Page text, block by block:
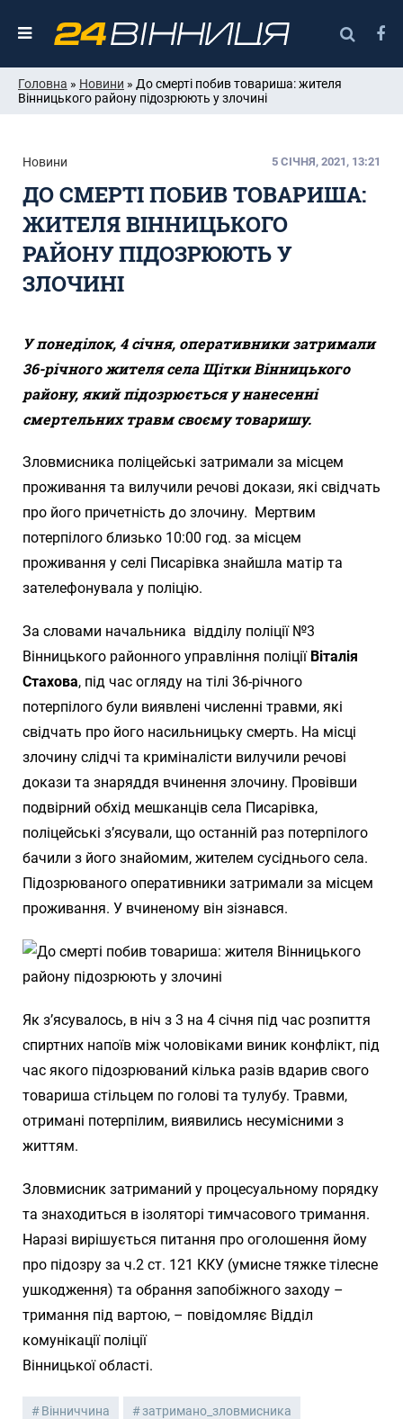
Головна » Новини » До смерті побив товариша: жителя
Вінницького району підозрюють у злочині
Новини 5 СІЧНЯ, 2021, 13:21
ДО СМЕРТІ ПОБИВ ТОВАРИША:
ЖИТЕЛЯ ВІННИЦЬКОГО
РАЙОНУ ПІДОЗРЮЮТЬ У
ЗЛОЧИНІ
У понеділок, 4 січня, оперативники затримали
36-річного жителя села Щітки Вінницького
району, який підозрюється у нанесенні
смертельних травм своєму товаришу.
Зловмисника поліцейські затримали за місцем
проживання та вилучили речові докази, які свідчать
про його причетність до злочину. Мертвим
потерпілого близько 10:00 год. за місцем
проживання у селі Писарівка знайшла матір та
зателефонувала у поліцію.
За словами начальника відділу поліції №3
Вінницького районного управління поліції Віталія
Стахова, під час огляду на тілі 36-річного
потерпілого були виявлені численні травми, які
свідчать про його насильницьку смерть. На місці
злочину слідчі та криміналісти вилучили речові
докази та знаряддя вчинення злочину. Провівши
подвірний обхід мешканців села Писарівка,
поліцейські з’ясували, що останній раз потерпілого
бачили з його знайомим, жителем сусіднього села.
Підозрюваного оперативники затримали за місцем
проживання. У вчиненому він зізнався.
Як з’ясувалось, в ніч з 3 на 4 січня під час розпиття
спиртних напоїв між чоловіками виник конфлікт, під
час якого підозрюваний кілька разів вдарив свого
товариша стільцем по голові та тулубу. Травми,
отримані потерпілим, виявились несумісними з
життям.
Зловмисник затриманий у процесуальному порядку
та знаходиться в ізоляторі тимчасового тримання.
Наразі вирішується питання про оголошення йому
про підозру за ч.2 ст. 121 ККУ (умисне тяжке тілесне
ушкодження) та обрання запобіжного заходу –
тримання під вартою, – повідомляє Відділ
комунікації поліції
Вінницької області.
Вінниччина затримано_зловмисника